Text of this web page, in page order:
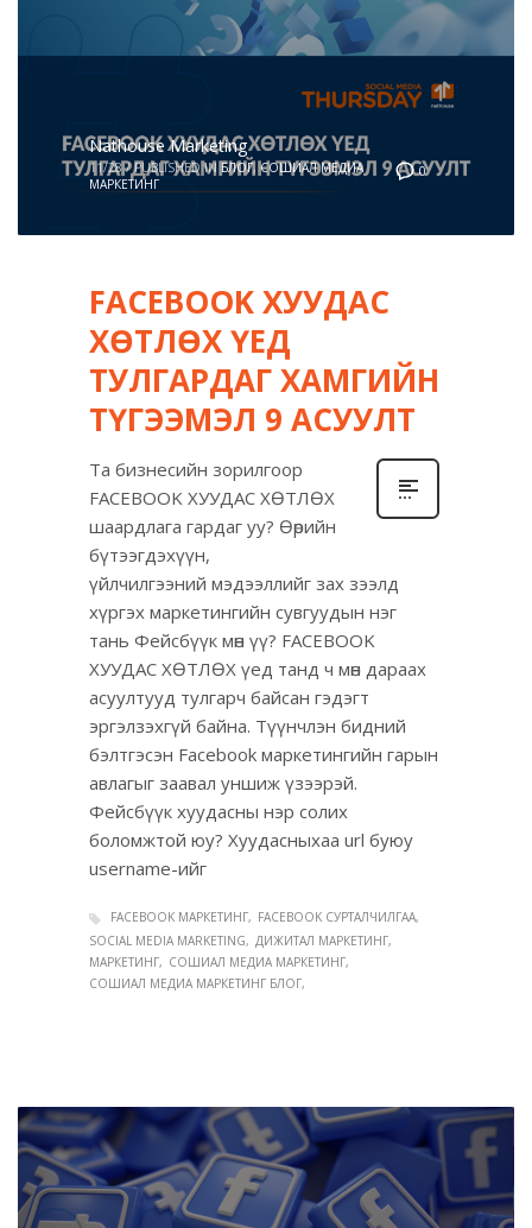
0
Nathouse Marketing
11/28 / PUBLISHED IN БЛОГ,СОШИАЛ МЕДИА
МАРКЕТИНГ
FACEBOOK ХУУДАС
ХӨТЛӨХ ҮЕД
ТУЛГАРДАГ ХАМГИЙН
ТҮГЭЭМЭЛ 9 АСУУЛТ
Та бизнесийн зорилгоор
FACEBOOK ХУУДАС ХӨТЛӨХ
шаардлага гардаг уу? Өөрийн
бүтээгдэхүүн,
үйлчилгээний мэдээллийг зах зээлд
хүргэх маркетингийн сувгуудын нэг
тань Фейсбүүк мөн үү? FACEBOOK
ХУУДАС ХӨТЛӨХ үед танд ч мөн дараах
асуултууд тулгарч байсан гэдэгт
эргэлзэхгүй байна. Түүнчлэн бидний
бэлтгэсэн Facebook маркетингийн гарын
авлагыг заавал уншиж үзээрэй.
Фейсбүүк хуудасны нэр солих
боломжтой юу? Хуудасныхаа url буюу
username-ийг
FACEBOOK МАРКЕТИНГ
FACEBOOK СУРТАЛЧИЛГАА
SOCIAL MEDIA MARKETING
ДИЖИТАЛ МАРКЕТИНГ
МАРКЕТИНГ
СОШИАЛ МЕДИА МАРКЕТИНГ
СОШИАЛ МЕДИА МАРКЕТИНГ БЛОГ